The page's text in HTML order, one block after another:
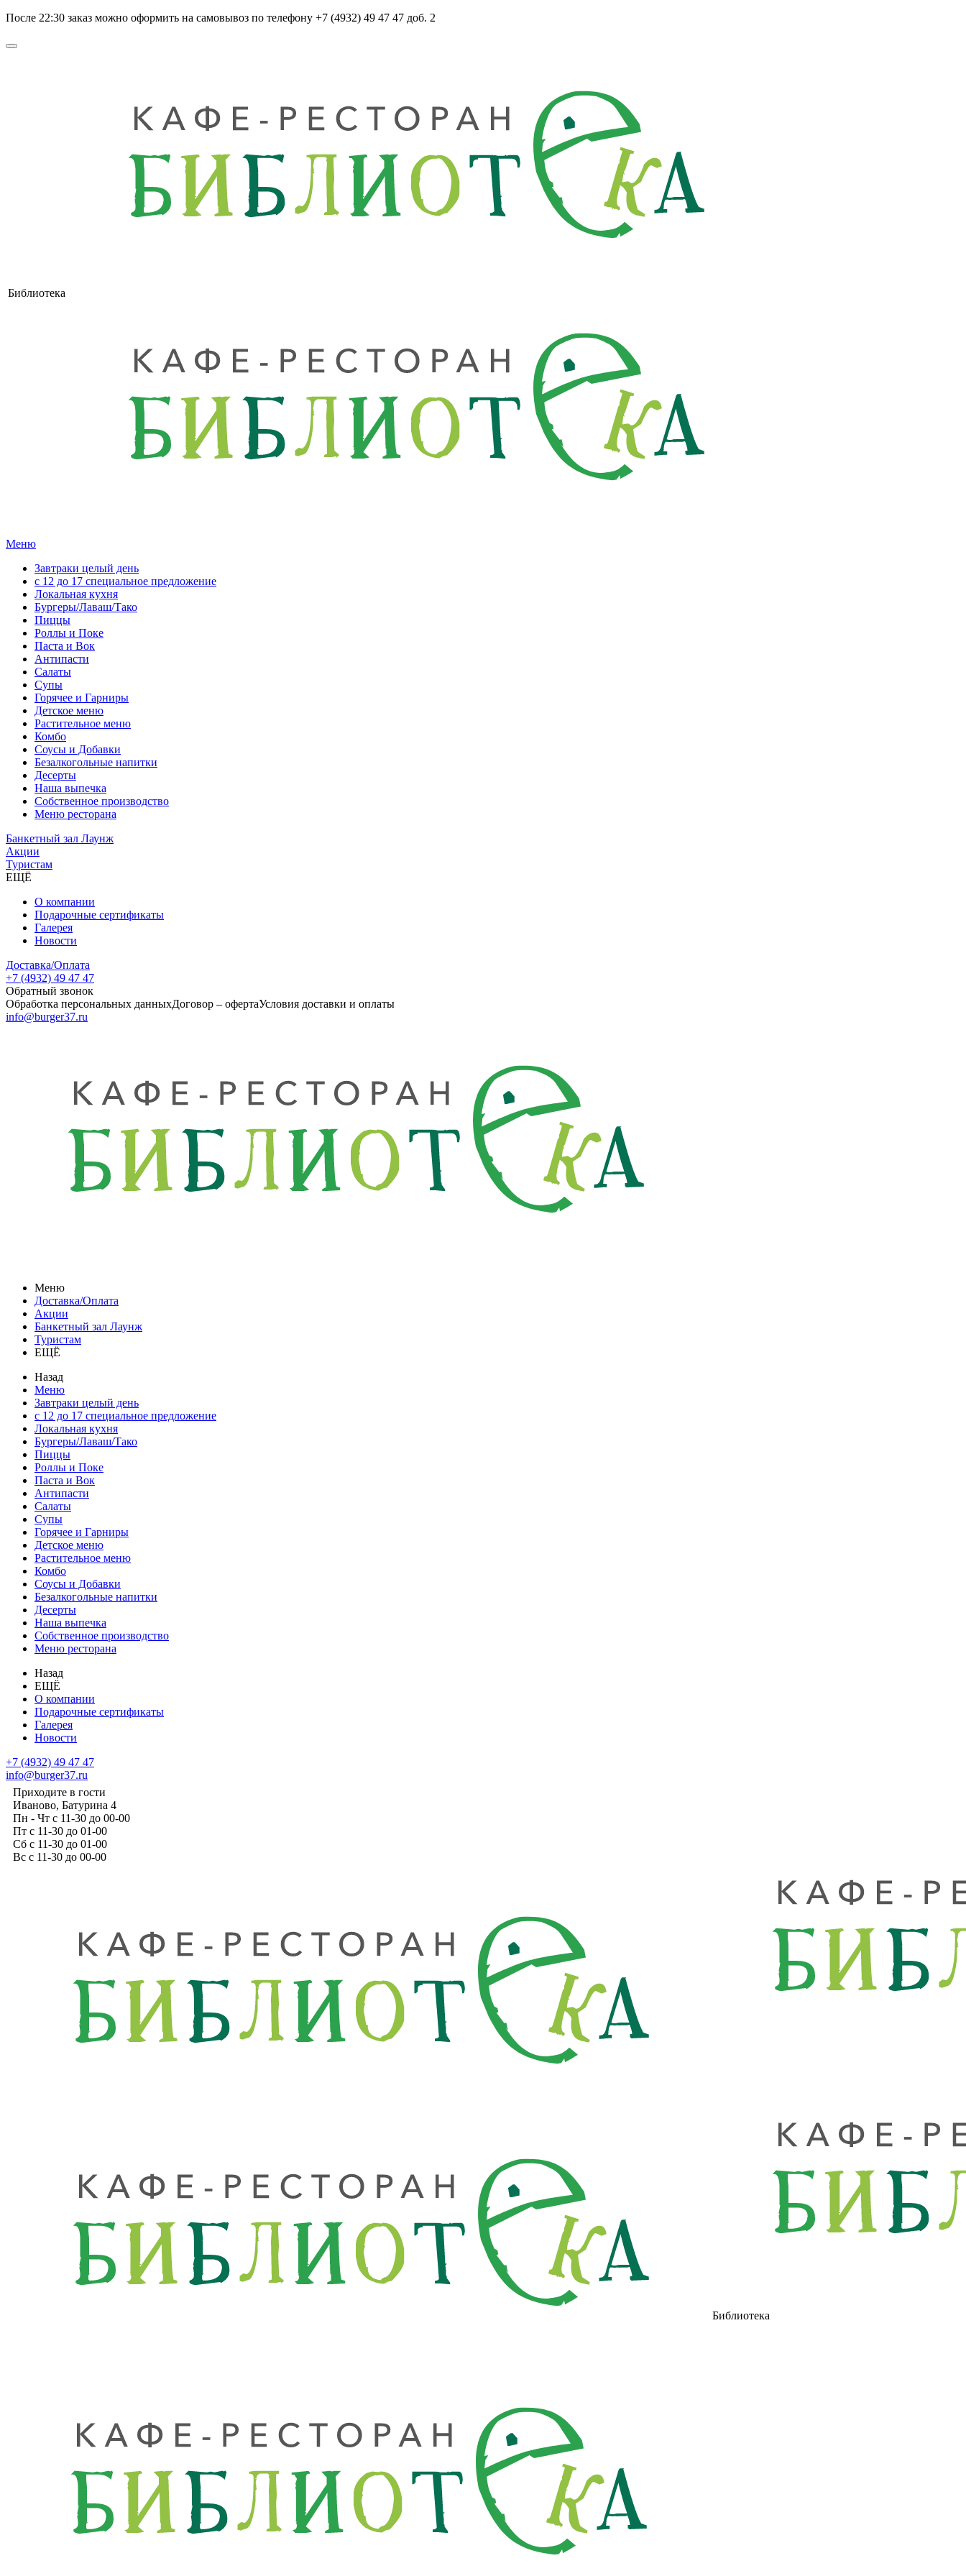
После 22:30 заказ можно оформить на самовывоз по телефону +7 (4932) 49 47 47 доб. 2
Библиотека
Меню
Завтраки целый день
с 12 до 17 специальное предложение
Локальная кухня
Бургеры/Лаваш/Тако
Пиццы
Роллы и Поке
Паста и Вок
Антипасти
Салаты
Супы
Горячее и Гарниры
Детское меню
Растительное меню
Комбо
Соусы и Добавки
Безалкогольные напитки
Десерты
Наша выпечка
Собственное производство
Меню ресторана
Банкетный зал Лаунж
Акции
Туристам
ЕЩЁ
О компании
Подарочные сертификаты
Галерея
Новости
Доставка/Оплата
+7 (4932) 49 47 47
Обратный звонок
Обработка персональных данныхДоговор – офертаУсловия доставки и оплаты
info@burger37.ru
Меню
Доставка/Оплата
Акции
Банкетный зал Лаунж
Туристам
ЕЩЁ
Назад
Меню
Завтраки целый день
с 12 до 17 специальное предложение
Локальная кухня
Бургеры/Лаваш/Тако
Пиццы
Роллы и Поке
Паста и Вок
Антипасти
Салаты
Супы
Горячее и Гарниры
Детское меню
Растительное меню
Комбо
Соусы и Добавки
Безалкогольные напитки
Десерты
Наша выпечка
Собственное производство
Меню ресторана
Назад
ЕЩЁ
О компании
Подарочные сертификаты
Галерея
Новости
+7 (4932) 49 47 47
info@burger37.ru
Приходите в гости
Иваново, Батурина 4
Пн - Чт с 11-30 до 00-00
Пт с 11-30 до 01-00
Сб с 11-30 до 01-00
Вс с 11-30 до 00-00
Библиотека